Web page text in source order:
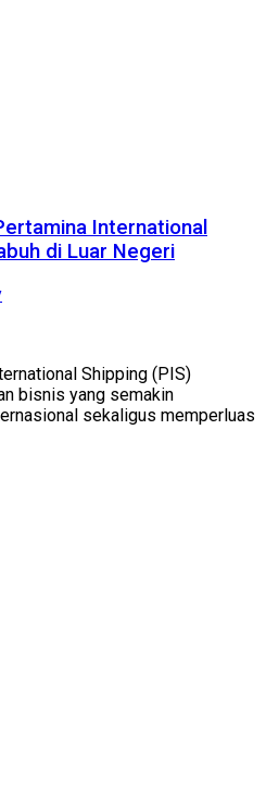
International
di Luar Negeri
Shipping (PIS)
bisnis yang semakin
sekaligus memperluas